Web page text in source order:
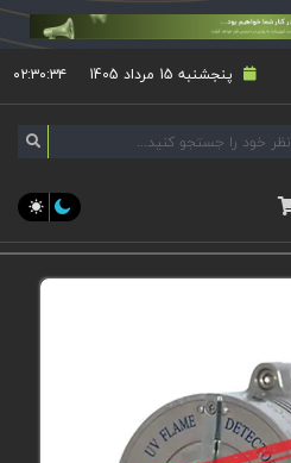
پنجشنبه 15 مرداد 1405 ۰۲:۳۰:۳۴